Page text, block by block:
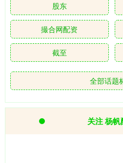
股东
撮合网配资
截至
全部话题
关注 杨帆